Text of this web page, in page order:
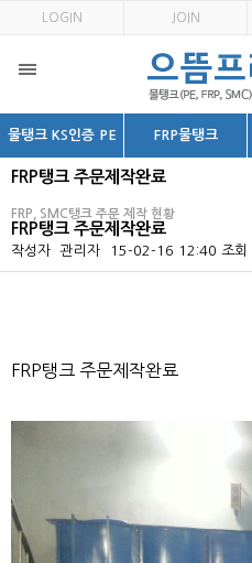
LOGIN JOIN
물탱크 KS인증 PE FRP물탱크
FRP탱크 주문제작완료
FRP, SMC탱크 주문 제작 현황
FRP탱크 주문제작완료
작성자 관리자 15-02-16 12:40 조회
FRP탱크 주문제작완료